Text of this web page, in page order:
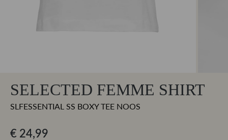
SELECTED FEMME SHIRT
SLFESSENTIAL SS BOXY TEE NOOS
€ 24,99